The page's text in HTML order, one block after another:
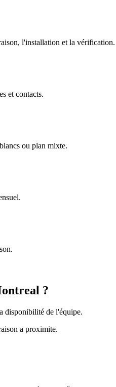
l'installation et la vérification.
et contacts.
ou plan mixte.
?
disponibilité de l'équipe.
a proximite.